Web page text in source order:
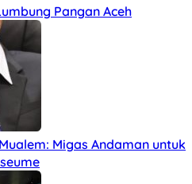
Pangan Aceh
Migas Andaman untuk